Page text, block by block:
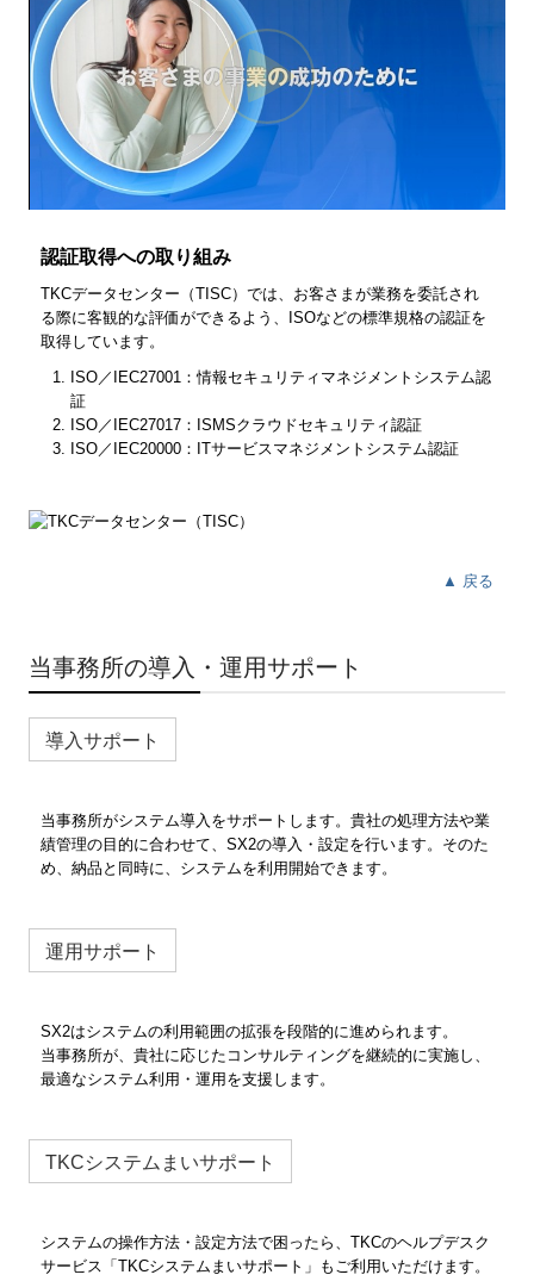
認証取得への取り組み
TKCデータセンター（TISC）では、お客さまが業務を委託され
る際に客観的な評価ができるよう、ISOなどの標準規格の認証を
取得しています。
ISO／IEC27001：情報セキュリティマネジメントシステム認
証
ISO／IEC27017：ISMSクラウドセキュリティ認証
ISO／IEC20000：ITサービスマネジメントシステム認証
▲ 戻る
当事務所の導入・運用サポート
導入サポート
当事務所がシステム導入をサポートします。貴社の処理方法や業
績管理の目的に合わせて、SX2の導入・設定を行います。そのた
め、納品と同時に、システムを利用開始できます。
運用サポート
SX2はシステムの利用範囲の拡張を段階的に進められます。
当事務所が、貴社に応じたコンサルティングを継続的に実施し、
最適なシステム利用・運用を支援します。
TKCシステムまいサポート
システムの操作方法・設定方法で困ったら、TKCのヘルプデスク
サービス「TKCシステムまいサポート」もご利用いただけます。